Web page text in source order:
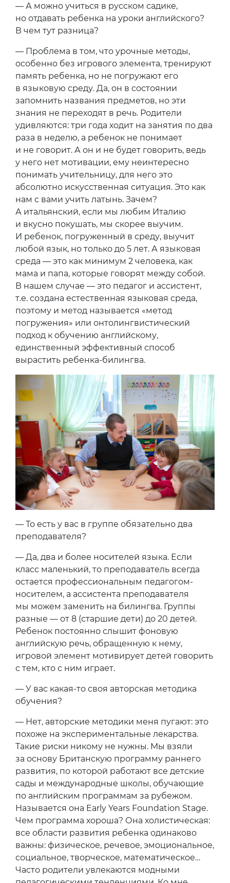
— А можно учиться в русском садике,
но отдавать ребенка на уроки английского?
В чем тут разница?
— Проблема в том, что урочные методы,
особенно без игрового элемента, тренируют
память ребенка, но не погружают его
в языковую среду. Да, он в состоянии
запомнить названия предметов, но эти
знания не переходят в речь. Родители
удивляются: три года ходит на занятия по два
раза в неделю, а ребенок не понимает
и не говорит. А он и не будет говорить, ведь
у него нет мотивации, ему неинтересно
понимать учительницу, для него это
абсолютно искусственная ситуация. Это как
нам с вами учить латынь. Зачем?
А итальянский, если мы любим Италию
и вкусно покушать, мы скорее выучим.
И ребенок, погруженный в среду, выучит
любой язык, но только до 5 лет. А языковая
среда — это как минимум 2 человека, как
мама и папа, которые говорят между собой.
В нашем случае — это педагог и ассистент,
т.е. создана естественная языковая среда,
поэтому и метод называется «метод
погружения» или онтолингвистический
подход к обучению английскому,
единственный эффективный способ
вырастить ребенка-билингва.
— То есть у вас в группе обязательно два
преподавателя?
— Да, два и более носителей языка. Если
класс маленький, то преподаватель всегда
остается профессиональным педагогом-
носителем, а ассистента преподавателя
мы можем заменить на билингва. Группы
разные — от 8 (старшие дети) до 20 детей.
Ребенок постоянно слышит фоновую
английскую речь, обращенную к нему,
игровой элемент мотивирует детей говорить
с тем, кто с ним играет.
— У вас какая-то своя авторская методика
обучения?
— Нет, авторские методики меня пугают: это
похоже на экспериментальные лекарства.
Такие риски никому не нужны. Мы взяли
за основу Британскую программу раннего
развития, по которой работают все детские
сады и международные школы, обучающие
по английским программам за рубежом.
Называется она Early Years Foundation Stage.
Чем программа хороша? Она холистическая:
все области развития ребенка одинаково
важны: физическое, речевое, эмоциональное,
социальное, творческое, математическое…
Часто родители увлекаются модными